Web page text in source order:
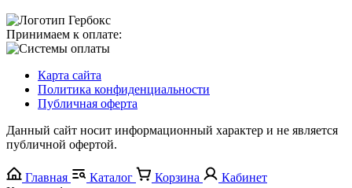
Принимаем к оплате:
Карта сайта
Политика конфиденциальности
Публичная оферта
Данный сайт носит информационный характер и не является
публичной офертой.
Главная Каталог Корзина
Кабинет